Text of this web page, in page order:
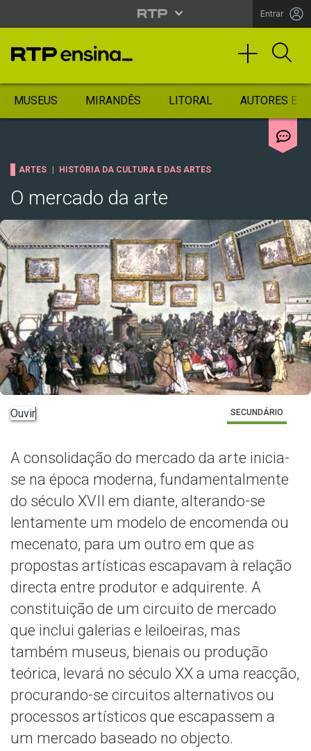
Entrar
MUSEUS MIRANDÊS LITORAL AUTORES
ARTES HISTÓRIA DA CULTURA E DAS ARTES
O mercado da arte
Ouvir SECUNDÁRIO
A consolidação do mercado da arte inicia-
se na época moderna, fundamentalmente
do século XVII em diante, alterando-se
lentamente um modelo de encomenda ou
mecenato, para um outro em que as
propostas artísticas escapavam à relação
directa entre produtor e adquirente. A
constituição de um circuito de mercado
que inclui galerias e leiloeiras, mas
também museus, bienais ou produção
teórica, levará no século XX a uma reacção,
procurando-se circuitos alternativos ou
processos artísticos que escapassem a
um mercado baseado no objecto.